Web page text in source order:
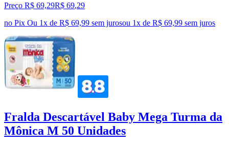
Preço R$ 69,29R$ 69,29
no Pix Ou 1x de R$ 69,99 sem jurosou 1x de R$ 69,99 sem juros
Fralda Descartável Baby Mega Turma da
Mônica M 50 Unidades